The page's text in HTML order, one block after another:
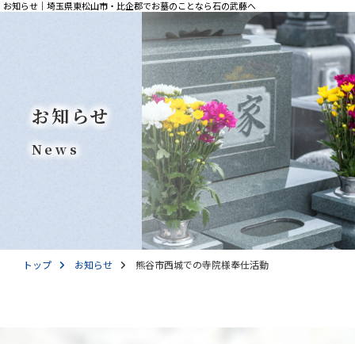
お知らせ｜埼玉県東松山市・比企郡でお墓のことなら石の武藤へ
お知らせ
News
トップ お知らせ 熊谷市西城での寺院様奉仕活動